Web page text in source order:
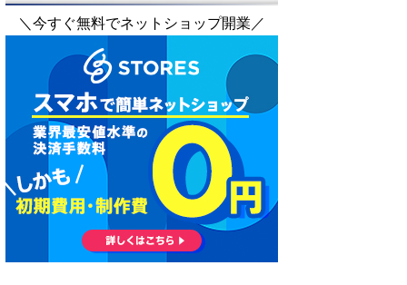
＼今すぐ無料でネットショップ開業／